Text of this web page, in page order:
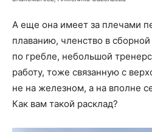
А еще она имеет за плечами
плаванию, членство в
по гребле, небольшой
работу, тоже связанную с
не на железном, а на вполне
Как вам такой расклад?